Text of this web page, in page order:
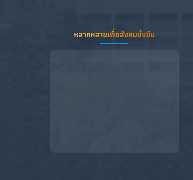
หลากหลายเพื่อสังคมยั่งยืน